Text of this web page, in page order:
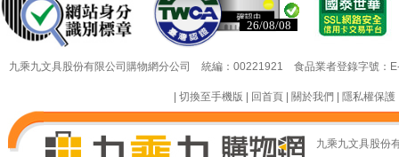
26/08/08
26/08/08
九乘九文具股份有限公司購物網分公司 統編：00221921 食品業者登錄字號
切換至手機版 回首頁| 關於我們 隱私權保護
九乘九文具股份